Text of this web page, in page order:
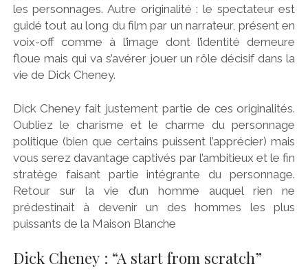
les personnages. Autre originalité : le spectateur est
guidé tout au long du film par un narrateur, présent en
voix-off comme à l’image dont l’identité demeure
floue mais qui va s’avérer jouer un rôle décisif dans la
vie de Dick Cheney.
Dick Cheney fait justement partie de ces originalités.
Oubliez le charisme et le charme du personnage
politique (bien que certains puissent l’apprécier) mais
vous serez davantage captivés par l’ambitieux et le fin
stratège faisant partie intégrante du personnage.
Retour sur la vie d’un homme auquel rien ne
prédestinait à devenir un des hommes les plus
puissants de la Maison Blanche
Dick Cheney : “A start from scratch”